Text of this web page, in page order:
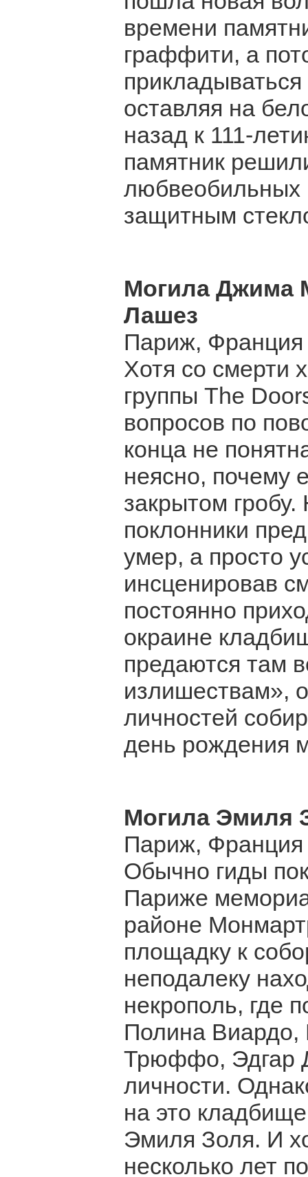
времени
граффити, а
оставляя на
назад к 111-
памятник
любвеобильных
защитным
Могила Джима
Лашез
Париж, Франция
Хотя со смерти
группы The
вопросов по
конца не
неясно, почему
закрытом
поклонники
умер, а просто
инсценировав
постоянно
окраине
предаются там
излишествам»,
личностей
день рождения
Могила Эмиля
Париж, Франция
Обычно гиды
Париже
районе
площадку к
неподалеку
некрополь, где
Полина Виардо,
Трюффо, Эдгар
личности.
на это
Эмиля Золя. И
несколько лет